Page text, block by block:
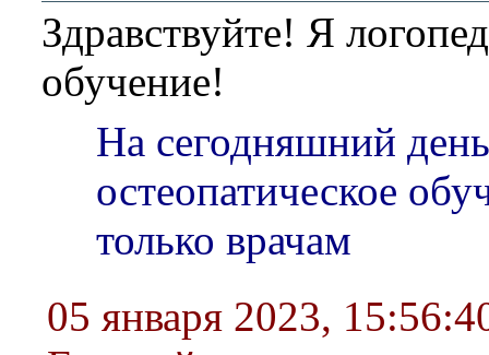
Здравствуйте! Я
обучение!
На сегодняшний
остеопатическое
только врачам
05 января 2023,